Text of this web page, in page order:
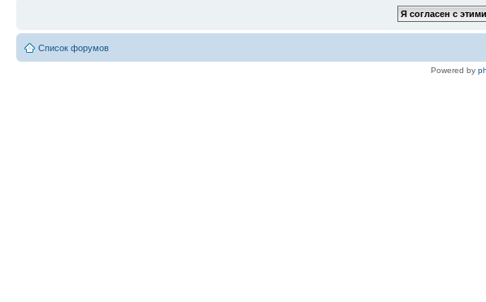
Список форумов
Powered by